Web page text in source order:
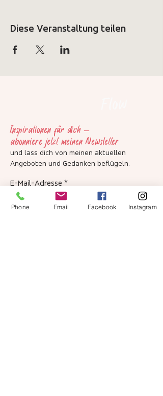
Diese Veranstaltung teilen
Inspirationen für dich –
abonniere jetzt meinen Newsletter
und lass dich von meinen aktuellen
Angeboten und Gedanken beflügeln.
E-Mail-Adresse
Phone Email Facebook Instagram